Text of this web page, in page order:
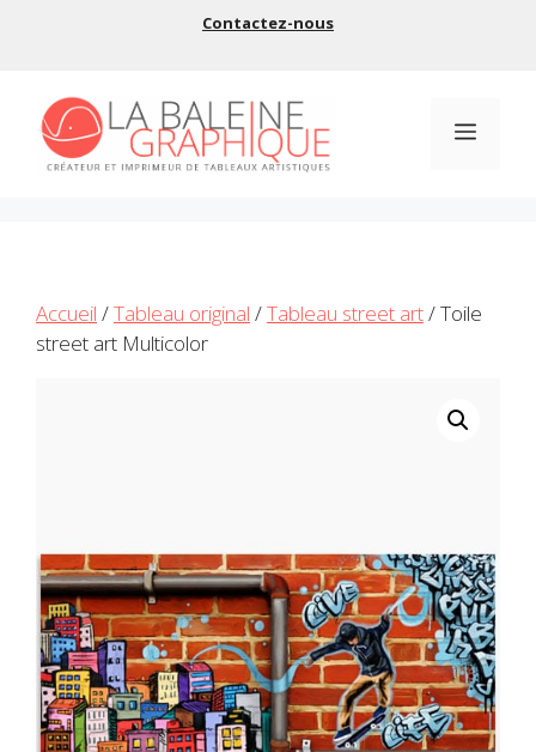
Contactez-nous
Menu
Accueil /Tableau original /Tableau street art/ Toile
street art Multicolor